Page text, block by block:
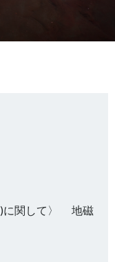
に関して〉 地磁